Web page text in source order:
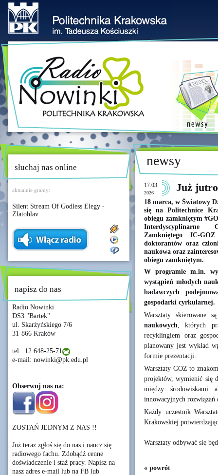
słuchaj nas online
aktualnie gramy:
Silent Stream Of Godless Elegy -
Zlatohlav
napisz do nas
Radio Nowinki
DS3 "Bartek"
ul. Skarżyńskiego 7/6
31-866 Kraków
tel.: 12 648-25-71
e-mail: nowinki@pk.edu.pl
Obserwuj nas na:
ZOSTAŃ JEDNYM Z NAS !!
Już teraz zgłoś się do nas i naucz się
radiowego fachu. Zdobądź cenne
doświadczenie i staż pracy. Napisz na
nasz adres e-mail lub na FB lub
newsy
17.03
2026 Już
18 marca, w Światowy
się na Politechnice
obiegu zamkniętym
Interdyscyplinarne
Zamkniętego IC-
doktorantów oraz
naukowa oraz
obiegu zamkniętym.
W programie m.in.
wystąpień młodych
badawczych
gospodarki cyrkularnej.
Warsztaty skierowane
naukowych , których
recyklingiem oraz
planowany jest wykład
formie prezentacji.
Warsztaty GOZ to
projektów, wymienić się
między środowiskami
innowacyjnych
Każdy uczestnik
Krakowskiej
Warsztaty odbywać się
« powrót